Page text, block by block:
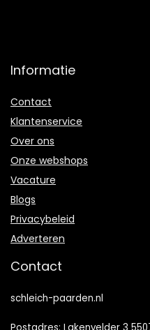
Informatie
Contact
Klantenservice
Over ons
Onze webshops
Vacature
Blogs
Privacybeleid
Adverteren
Contact
schleich-paarden.nl